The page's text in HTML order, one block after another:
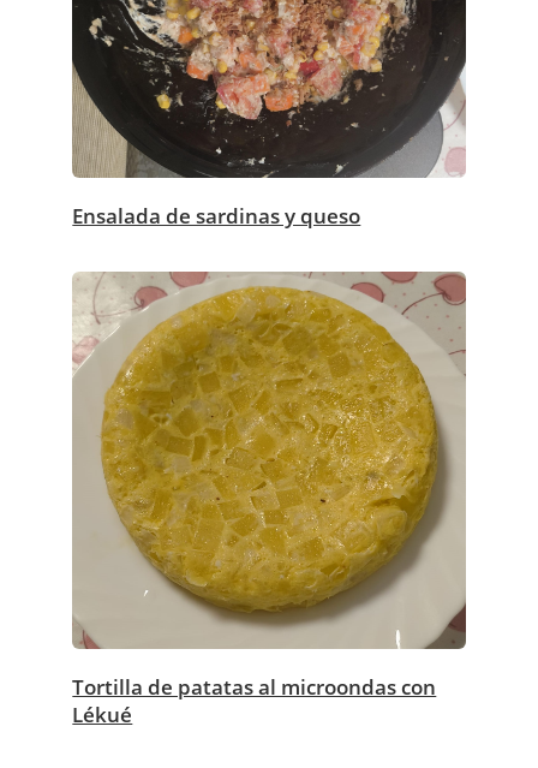
Ensalada de sardinas y queso
Tortilla de patatas al microondas con
Lékué